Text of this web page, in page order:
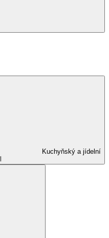
Kuchyňský a jídelní